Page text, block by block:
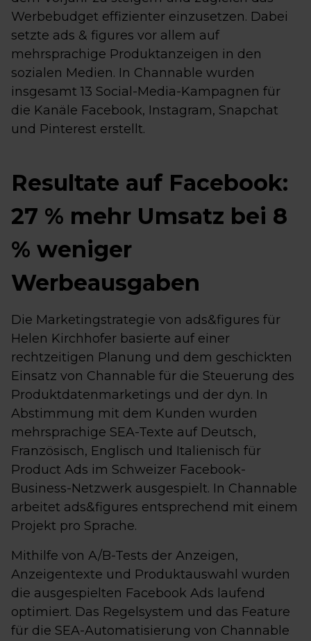
Werbebudget effizienter einzusetzen. Dabei
setzte ads & figures vor allem auf
mehrsprachige Produktanzeigen in den
sozialen Medien. In Channable wurden
insgesamt 13 Social-Media-Kampagnen für
die Kanäle Facebook, Instagram, Snapchat
und Pinterest erstellt.
Resultate auf Facebook:
27 % mehr Umsatz bei 8
% weniger
Werbeausgaben
Die Marketingstrategie von ads&figures für
Helen Kirchhofer basierte auf einer
rechtzeitigen Planung und dem geschickten
Einsatz von Channable für die Steuerung des
Produktdatenmarketings und der dyn. In
Abstimmung mit dem Kunden wurden
mehrsprachige SEA-Texte auf Deutsch,
Französisch, Englisch und Italienisch für
Product Ads im Schweizer Facebook-
Business-Netzwerk ausgespielt. In Channable
arbeitet ads&figures entsprechend mit einem
Projekt pro Sprache.
Mithilfe von A/B-Tests der Anzeigen,
Anzeigentexte und Produktauswahl wurden
die ausgespielten Facebook Ads laufend
optimiert. Das Regelsystem und das Feature
für die SEA-Automatisierung von Channable